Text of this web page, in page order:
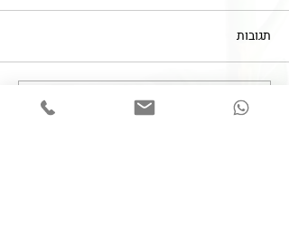
אות חיים - מיזם הנצחה בכתב
תגובות
כתיבת תגובה...